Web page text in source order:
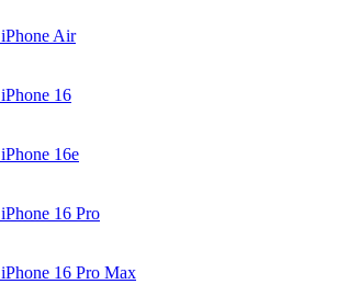
iPhone Air
iPhone 16
iPhone 16e
iPhone 16 Pro
iPhone 16 Pro Max